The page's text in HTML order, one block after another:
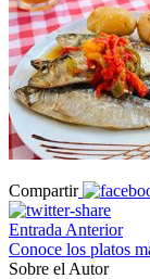
Compartir
Entrada Anterior
Conoce los platos
Sobre el Autor